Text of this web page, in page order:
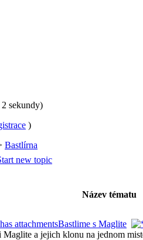
sekundy)
)
Bastlírna
Název tématu
Bastlime s Maglite
Maglite a jejich klonu na jednom